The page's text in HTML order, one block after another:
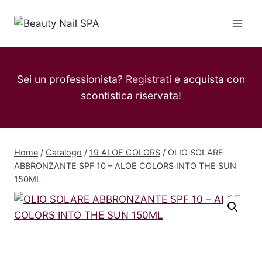
Sei un professionista? Registrati e acquista con
scontistica riservata!
Home / Catalogo / 19 ALOE COLORS / OLIO SOLARE
ABBRONZANTE SPF 10 – ALOE COLORS INTO THE SUN
150ML